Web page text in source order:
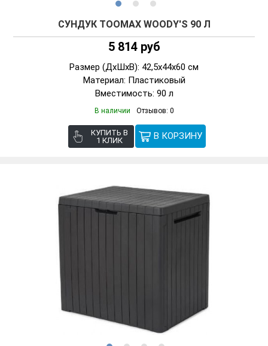
СУНДУК TOOMAX WOODY'S 90 Л
5 814 руб
Размер (ДxШxВ): 42,5x44x60 см
Материал: Пластиковый
Вместимость: 90 л
В наличии Отзывов: 0
КУПИТЬ В
1 КЛИК